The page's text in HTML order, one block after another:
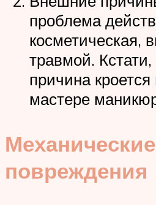
проблема
косметическая,
травмой.
причина
мастере
Механические
повреждения